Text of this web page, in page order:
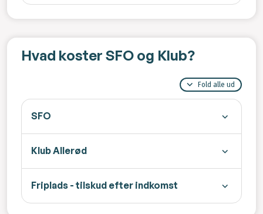
Hvad koster SFO og Klub?
Fold alle ud
SFO
Klub Allerød
Friplads - tilskud efter indkomst